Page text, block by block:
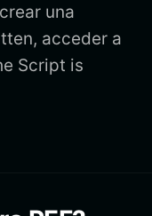
una
acceder a
Script is